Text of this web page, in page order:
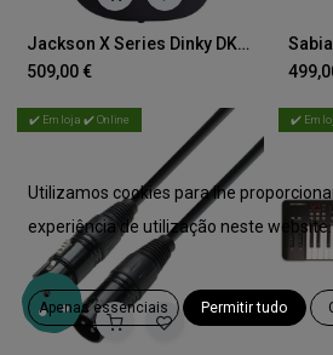
Jackson X Series Dinky DK3XR HSS Gloss Black
509,00€
✔️ Em loja ✔️ Online ✔️ Em
Utilizamos cookies para lhe
experiência de utilização neste website.
Apenas essenciais Permitir tudo